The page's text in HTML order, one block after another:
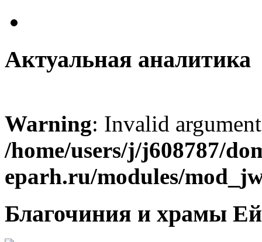
Актуальная аналитика
Warning: Invalid
/home/users/j/j608787/
eparh.ru/modules/
Благочиния и храмы